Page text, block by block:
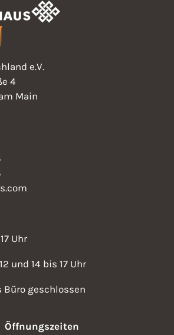
e.V.
4
Main
Uhr
und 14 bis 17 Uhr
geschlossen
Öffnungszeiten